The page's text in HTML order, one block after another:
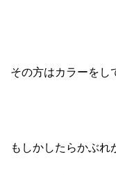
その方はカラーをし
もしかしたらかぶれ